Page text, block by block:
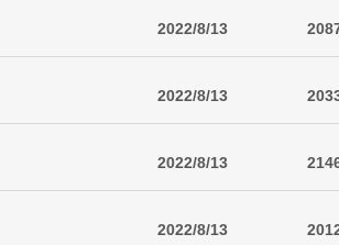
2022/8/13
2022/8/13
2022/8/13
2022/8/13